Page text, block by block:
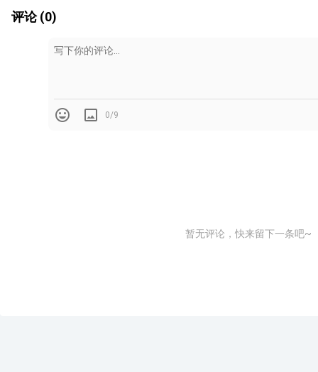
评论 (0)
0/9
暂无评论，快来留下一条吧~